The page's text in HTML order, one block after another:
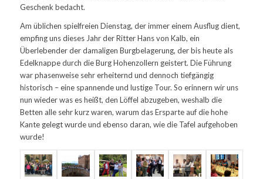
Geschenk bedacht.
Am üblichen spielfreien Dienstag, der immer einem Ausflug dient,
empfing uns dieses Jahr der Ritter Hans von Kalb, ein
Überlebender der damaligen Burgbelagerung, der bis heute als
Edelknappe durch die Burg Hohenzollern geistert. Die Führung
war phasenweise sehr erheiternd und dennoch tiefgängig
historisch – eine spannende und lustige Tour. So erinnern wir uns
nun wieder was es heißt, den Löffel abzugeben, weshalb die
Betten alle sehr kurz waren, warum das Ersparte auf die hohe
Kante gelegt wurde und ebenso daran, wie die Tafel aufgehoben
wurde!